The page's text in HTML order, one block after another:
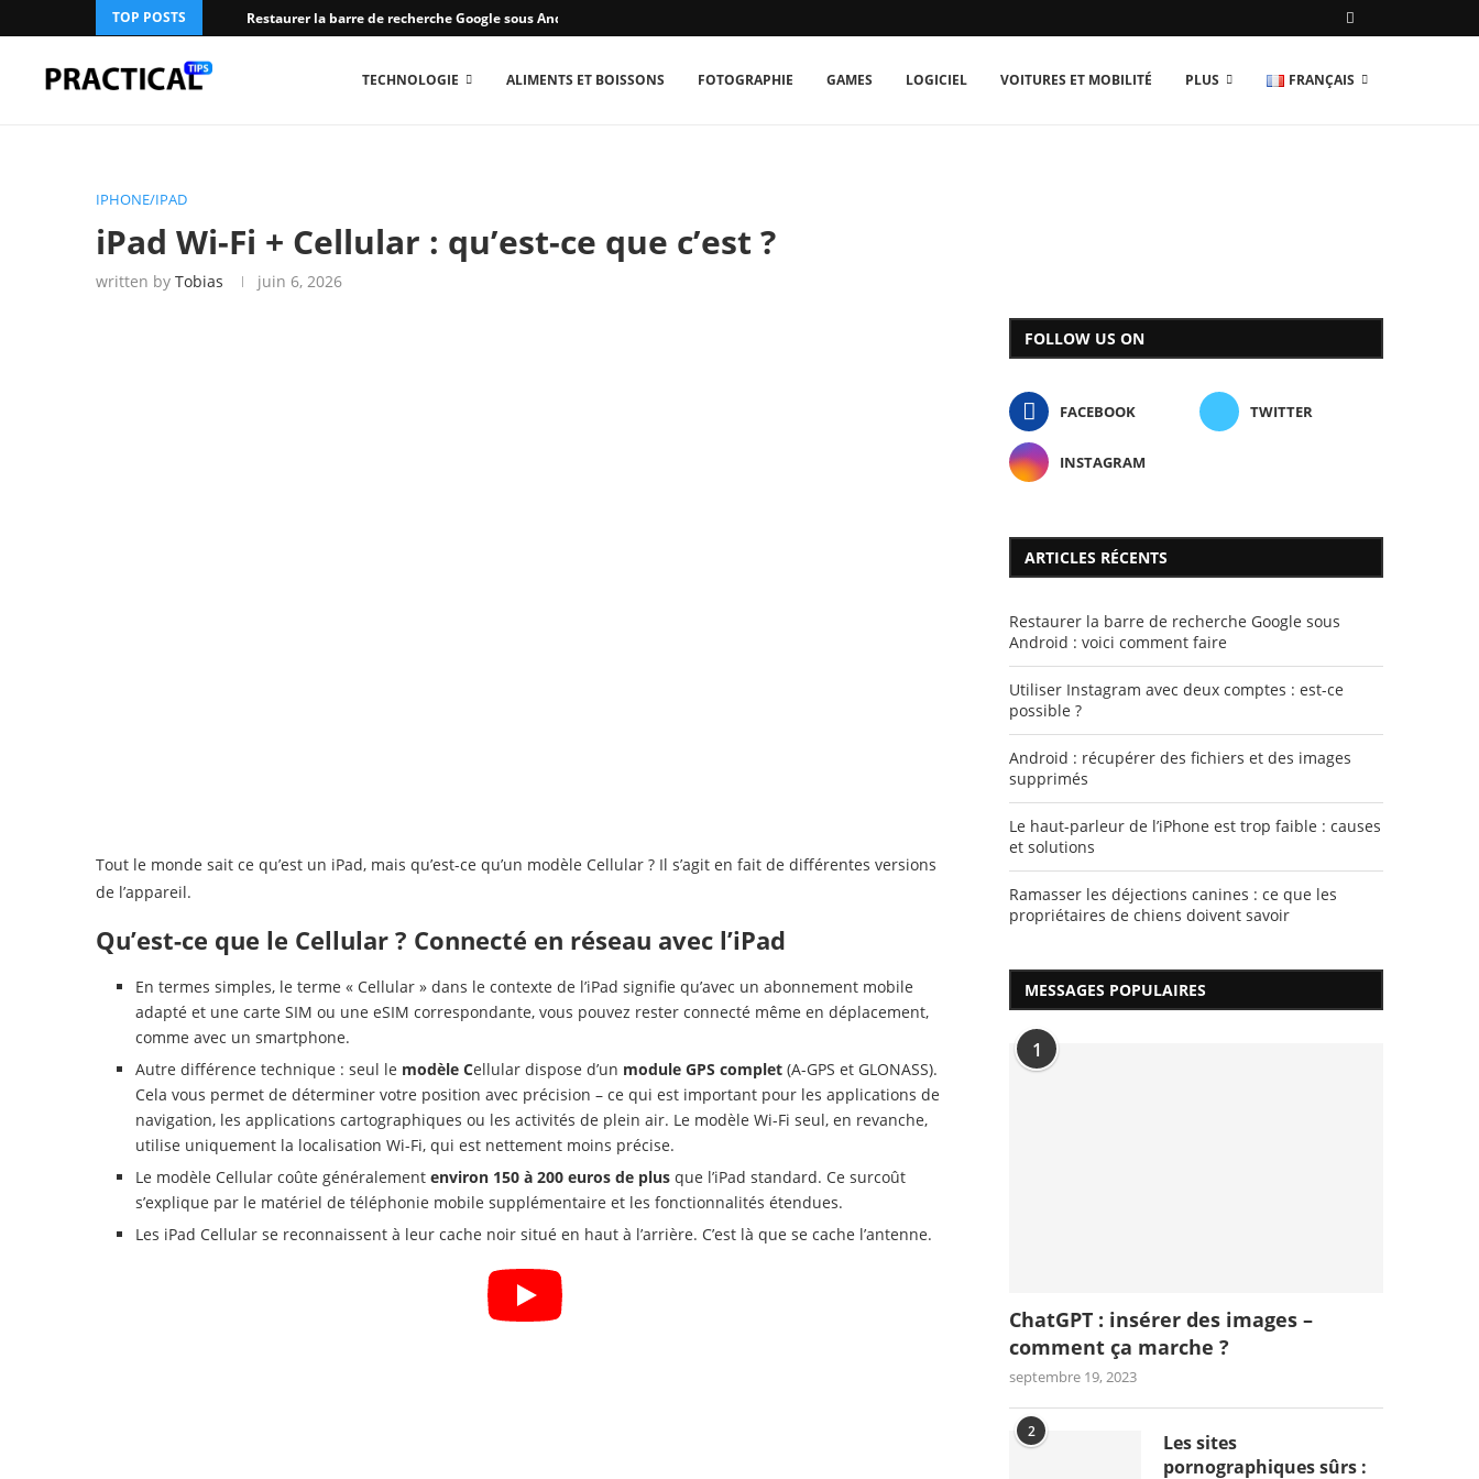
TOP POSTS Restaurer la barre de recherche Google sous Android...
TECHNOLOGIE ALIMENTS ET BOISSONS FOTOGRAPHIE GAMES LOGICIEL VOITURES ET MOBILITÉ PLUS FRANÇAIS
IPHONE/IPAD
iPad Wi-Fi + Cellular : qu’est-ce que c’est ?
written by Tobias juin 6, 2026
Tout le monde sait ce qu’est un iPad, mais qu’est-ce qu’un modèle Cellular ? Il s’agit en fait de différentes versions
de l’appareil.
Qu’est-ce que le Cellular ? Connecté en réseau avec l’iPad
En termes simples, le terme « Cellular » dans le contexte de l’iPad signifie qu’avec un abonnement mobile
adapté et une carte SIM ou une eSIM correspondante, vous pouvez rester connecté même en déplacement,
comme avec un smartphone.
Autre différence technique : seul le modèle Cellular dispose d’un module GPS complet (A-GPS et GLONASS).
Cela vous permet de déterminer votre position avec précision – ce qui est important pour les applications de
navigation, les applications cartographiques ou les activités de plein air. Le modèle Wi-Fi seul, en revanche,
utilise uniquement la localisation Wi-Fi, qui est nettement moins précise.
Le modèle Cellular coûte généralement environ 150 à 200 euros de plus que l’iPad standard. Ce surcoût
s’explique par le matériel de téléphonie mobile supplémentaire et les fonctionnalités étendues.
Les iPad Cellular se reconnaissent à leur cache noir situé en haut à l’arrière. C’est là que se cache l’antenne.
FOLLOW US ON
FACEBOOK TWITTER
INSTAGRAM
ARTICLES RÉCENTS
Restaurer la barre de recherche Google sous
Android : voici comment faire
Utiliser Instagram avec deux comptes : est-ce
possible ?
Android : récupérer des fichiers et des images
supprimés
Le haut-parleur de l’iPhone est trop faible : causes
et solutions
Ramasser les déjections canines : ce que les
propriétaires de chiens doivent savoir
MESSAGES POPULAIRES
1
ChatGPT : insérer des images –
comment ça marche ?
septembre 19, 2023
2
Les sites
pornographiques sûrs :